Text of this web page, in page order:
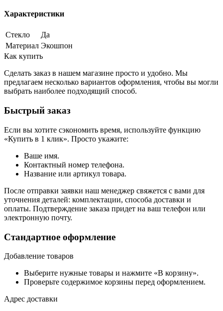
Характеристики
Стекло
Да
Материал Экошпон
Как купить
Сделать заказ в нашем магазине просто и удобно. Мы
предлагаем несколько вариантов оформления, чтобы вы могли
выбрать наиболее подходящий способ.
Быстрый заказ
Если вы хотите сэкономить время, используйте функцию
«Купить в 1 клик». Просто укажите:
Ваше имя.
Контактный номер телефона.
Название или артикул товара.
После отправки заявки наш менеджер свяжется с вами для
уточнения деталей: комплектации, способа доставки и
оплаты. Подтверждение заказа придет на ваш телефон или
электронную почту.
Стандартное оформление
Добавление товаров
Выберите нужные товары и нажмите «В корзину».
Проверьте содержимое корзины перед оформлением.
Адрес доставки